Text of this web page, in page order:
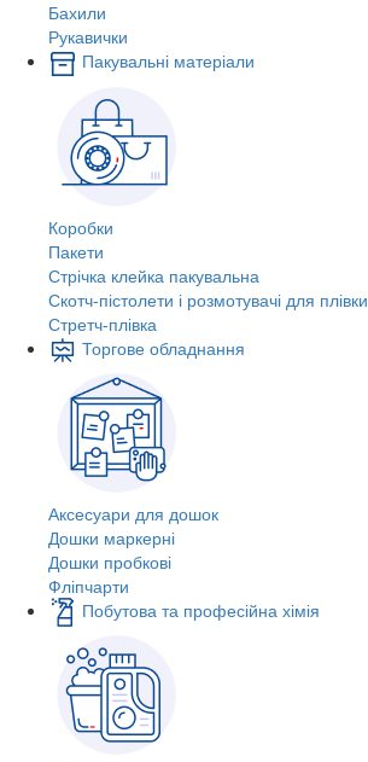
Бахили
Рукавички
Пакувальні матеріали
Коробки
Пакети
Стрічка клейка пакувальна
Скотч-пістолети і розмотувачі для плівки
Стретч-плівка
Торгове обладнання
Аксесуари для дошок
Дошки маркерні
Дошки пробкові
Фліпчарти
Побутова та професійна хімія